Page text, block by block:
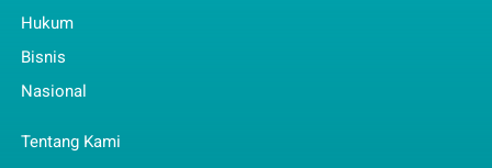
Hukum
Bisnis
Nasional
Tentang Kami